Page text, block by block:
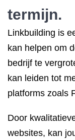
termijn.
Linkbuilding is
kan helpen om
bedrijf te
kan leiden tot
platforms zoals
Door
websites, kan